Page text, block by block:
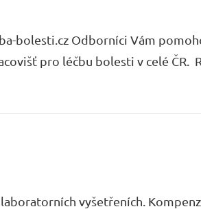
bolesti.cz Odborníci Vám
pro léčbu bolesti v celé ČR.
vyšetřeních.